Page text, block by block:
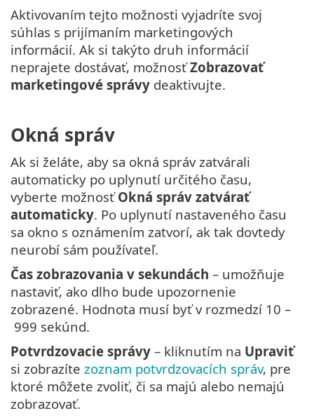
Aktivovaním tejto možnosti vyjadríte svoj
súhlas s prijímaním marketingových
informácií. Ak si takýto druh informácií
neprajete dostávať, možnosťZobrazovať
marketingové správy deaktivujte.
Okná správ
Ak si želáte, aby sa okná správ zatvárali
automaticky po uplynutí určitého času,
vyberte možnosťOkná správ zatvárať
automaticky. Po uplynutí nastaveného času
sa okno s oznámením zatvorí, ak tak dovtedy
neurobí sám používateľ.
Čas zobrazovania v sekundách – umožňuje
nastaviť, ako dlho bude upozornenie
zobrazené. Hodnota musí byť v rozmedzí 10 –
999 sekúnd.
Potvrdzovacie správy – kliknutím na Upraviť
si zobrazíte zoznam potvrdzovacích správ, pre
ktoré môžete zvoliť, či sa majú alebo nemajú
zobrazovať.